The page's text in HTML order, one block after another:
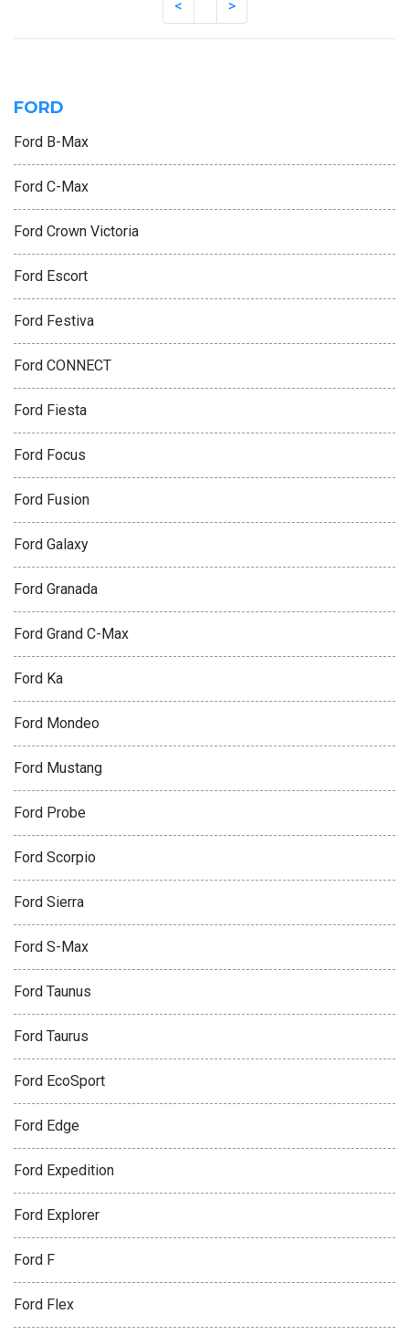
FORD
Ford B-Max
Ford C-Max
Ford Crown Victoria
Ford Escort
Ford Festiva
Ford CONNECT
Ford Fiesta
Ford Focus
Ford Fusion
Ford Galaxy
Ford Granada
Ford Grand C-Max
Ford Ka
Ford Mondeo
Ford Mustang
Ford Probe
Ford Scorpio
Ford Sierra
Ford S-Max
Ford Taunus
Ford Taurus
Ford EcoSport
Ford Edge
Ford Expedition
Ford Explorer
Ford F
Ford Flex